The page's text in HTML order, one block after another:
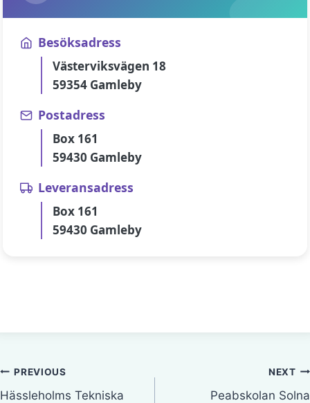
Besöksadress
Västerviksvägen 18
59354 Gamleby
Postadress
Box 161
59430 Gamleby
Leveransadress
Box 161
59430 Gamleby
Inläggsnavigering
PREVIOUS
Hässleholms Tekniska
NEXT
Peabskolan Solna